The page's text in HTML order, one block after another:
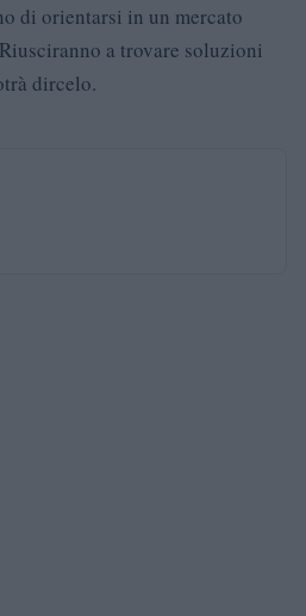
di orientarsi in un mercato
a trovare soluzioni
dircelo.